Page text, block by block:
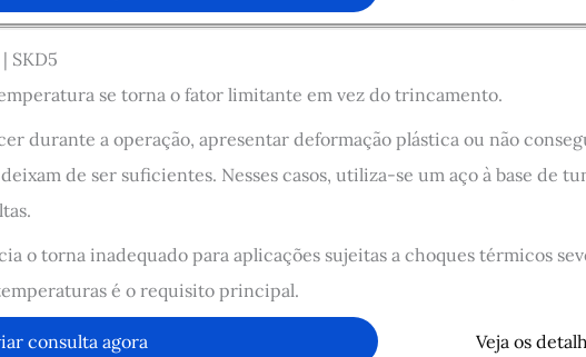
SKD5
se torna o fator limitante em vez do trincamento.
durante a operação, apresentar deformação plástica ou não
de ser suficientes. Nesses casos, utiliza-se um aço à base de
o torna inadequado para aplicações sujeitas a choques térmicos
é o requisito principal.
consulta agora Veja os